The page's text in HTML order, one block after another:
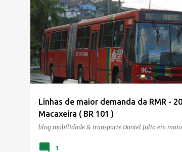
P
o
s
t
a
g
Linhas de maior demanda da RMR -
Macaxeira ( BR 101 )
blog mobilidade & transporte Daniel Julio em
1